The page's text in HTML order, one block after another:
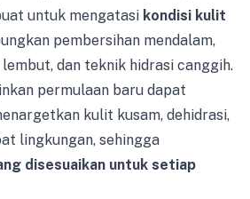
untuk mengatasi kondisi kulit
pembersihan mendalam,
dan teknik hidrasi canggih.
permulaan baru dapat
kulit kusam, dehidrasi,
lingkungan, sehingga
disesuaikan untuk setiap